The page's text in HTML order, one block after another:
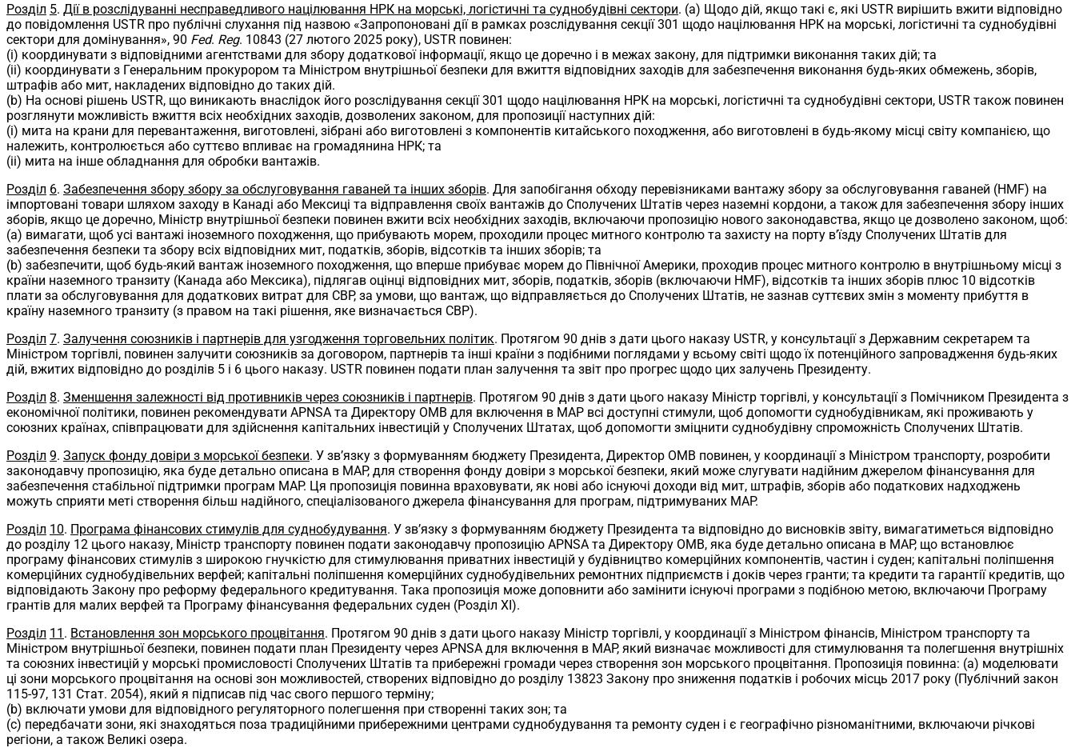
Розділ 5. Дії в розслідуванні несправедливого націлювання НРК на морські, логістичні та суднобудівні сектори. (a) Щодо дій, якщо такі є, які USTR вирішить вжити відповідно
до повідомлення USTR про публічні слухання під назвою «Запропоновані дії в рамках розслідування секції 301 щодо націлювання НРК на морські, логістичні та суднобудівні
сектори для домінування», 90 Fed. Reg. 10843 (27 лютого 2025 року), USTR повинен:
(i) координувати з відповідними агентствами для збору додаткової інформації, якщо це доречно і в межах закону, для підтримки виконання таких дій; та
(ii) координувати з Генеральним прокурором та Міністром внутрішньої безпеки для вжиття відповідних заходів для забезпечення виконання будь-яких обмежень, зборів,
штрафів або мит, накладених відповідно до таких дій.
(b) На основі рішень USTR, що виникають внаслідок його розслідування секції 301 щодо націлювання НРК на морські, логістичні та суднобудівні сектори, USTR також повинен
розглянути можливість вжиття всіх необхідних заходів, дозволених законом, для пропозиції наступних дій:
(i) мита на крани для перевантаження, виготовлені, зібрані або виготовлені з компонентів китайського походження, або виготовлені в будь-якому місці світу компанією, що
належить, контролюється або суттєво впливає на громадянина НРК; та
(ii) мита на інше обладнання для обробки вантажів.
Розділ 6. Забезпечення збору збору за обслуговування гаваней та інших зборів. Для запобігання обходу перевізниками вантажу збору за обслуговування гаваней (HMF) на
імпортовані товари шляхом заходу в Канаді або Мексиці та відправлення своїх вантажів до Сполучених Штатів через наземні кордони, а також для забезпечення збору інших
зборів, якщо це доречно, Міністр внутрішньої безпеки повинен вжити всіх необхідних заходів, включаючи пропозицію нового законодавства, якщо це дозволено законом, щоб:
(a) вимагати, щоб усі вантажі іноземного походження, що прибувають морем, проходили процес митного контролю та захисту на порту в’їзду Сполучених Штатів для
забезпечення безпеки та збору всіх відповідних мит, податків, зборів, відсотків та інших зборів; та
(b) забезпечити, щоб будь-який вантаж іноземного походження, що вперше прибуває морем до Північної Америки, проходив процес митного контролю в внутрішньому місці з
країни наземного транзиту (Канада або Мексика), підлягав оцінці відповідних мит, зборів, податків, зборів (включаючи HMF), відсотків та інших зборів плюс 10 відсотків
плати за обслуговування для додаткових витрат для CBP, за умови, що вантаж, що відправляється до Сполучених Штатів, не зазнав суттєвих змін з моменту прибуття в
країну наземного транзиту (з правом на такі рішення, яке визначається CBP).
Розділ 7. Залучення союзників і партнерів для узгодження торговельних політик. Протягом 90 днів з дати цього наказу USTR, у консультації з Державним секретарем та
Міністром торгівлі, повинен залучити союзників за договором, партнерів та інші країни з подібними поглядами у всьому світі щодо їх потенційного запровадження будь-яких
дій, вжитих відповідно до розділів 5 і 6 цього наказу. USTR повинен подати план залучення та звіт про прогрес щодо цих залучень Президенту.
Розділ 8. Зменшення залежності від противників через союзників і партнерів. Протягом 90 днів з дати цього наказу Міністр торгівлі, у консультації з Помічником Президента з
економічної політики, повинен рекомендувати APNSA та Директору OMB для включення в MAP всі доступні стимули, щоб допомогти суднобудівникам, які проживають у
союзних країнах, співпрацювати для здійснення капітальних інвестицій у Сполучених Штатах, щоб допомогти зміцнити суднобудівну спроможність Сполучених Штатів.
Розділ 9. Запуск фонду довіри з морської безпеки. У зв’язку з формуванням бюджету Президента, Директор OMB повинен, у координації з Міністром транспорту, розробити
законодавчу пропозицію, яка буде детально описана в MAP, для створення фонду довіри з морської безпеки, який може слугувати надійним джерелом фінансування для
забезпечення стабільної підтримки програм MAP. Ця пропозиція повинна враховувати, як нові або існуючі доходи від мит, штрафів, зборів або податкових надходжень
можуть сприяти меті створення більш надійного, спеціалізованого джерела фінансування для програм, підтримуваних MAP.
Розділ 10. Програма фінансових стимулів для суднобудування. У зв’язку з формуванням бюджету Президента та відповідно до висновків звіту, вимагатиметься відповідно
до розділу 12 цього наказу, Міністр транспорту повинен подати законодавчу пропозицію APNSA та Директору OMB, яка буде детально описана в MAP, що встановлює
програму фінансових стимулів з широкою гнучкістю для стимулювання приватних інвестицій у будівництво комерційних компонентів, частин і суден; капітальні поліпшення
комерційних суднобудівельних верфей; капітальні поліпшення комерційних суднобудівельних ремонтних підприємств і доків через гранти; та кредити та гарантії кредитів, що
відповідають Закону про реформу федерального кредитування. Така пропозиція може доповнити або замінити існуючі програми з подібною метою, включаючи Програму
грантів для малих верфей та Програму фінансування федеральних суден (Розділ XI).
Розділ 11 . Встановлення зон морського процвітання. Протягом 90 днів з дати цього наказу Міністр торгівлі, у координації з Міністром фінансів, Міністром транспорту та
Міністром внутрішньої безпеки, повинен подати план Президенту через APNSA для включення в MAP, який визначає можливості для стимулювання та полегшення внутрішніх
та союзних інвестицій у морські промисловості Сполучених Штатів та прибережні громади через створення зон морського процвітання. Пропозиція повинна: (a) моделювати
ці зони морського процвітання на основі зон можливостей, створених відповідно до розділу 13823 Закону про зниження податків і робочих місць 2017 року (Публічний закон
115-97, 131 Стат. 2054), який я підписав під час свого першого терміну;
(b) включати умови для відповідного регуляторного полегшення при створенні таких зон; та
(c) передбачати зони, які знаходяться поза традиційними прибережними центрами суднобудування та ремонту суден і є географічно різноманітними, включаючи річкові
регіони, а також Великі озера.